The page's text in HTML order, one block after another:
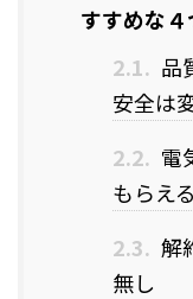
すすめな
2.1. 品
安全は
2.2. 電
もらえ
2.3. 解
無し